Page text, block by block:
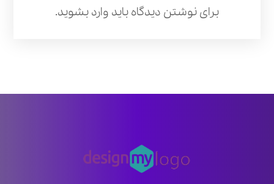
برای نوشتن دیدگاه باید وارد بشوید.